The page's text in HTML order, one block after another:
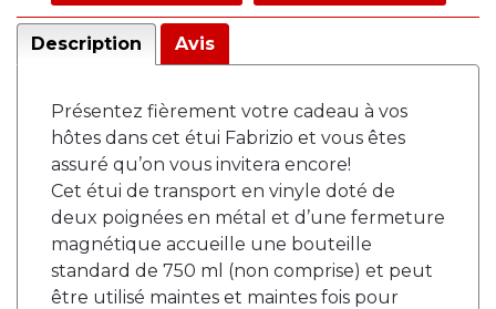
Description Avis
Présentez fièrement votre cadeau à vos
hôtes dans cet étui Fabrizio et vous êtes
assuré qu’on vous invitera encore!
Cet étui de transport en vinyle doté de
deux poignées en métal et d’une fermeture
magnétique accueille une bouteille
standard de 750 ml (non comprise) et peut
être utilisé maintes et maintes fois pour